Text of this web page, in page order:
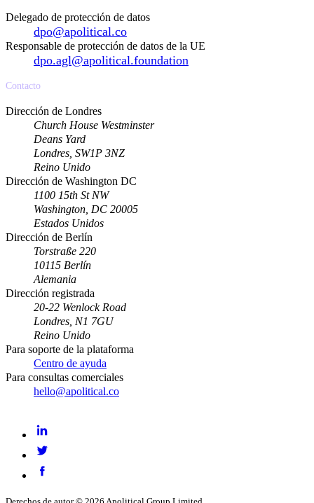
Delegado de protección de datos
dpo@apolitical.co
Responsable de protección de datos de la UE
dpo.agl@apolitical.foundation
Contacto
Dirección de Londres
Church House Westminster
Deans Yard
Londres, SW1P 3NZ
Reino Unido
Dirección de Washington DC
1100 15th St NW
Washington, DC 20005
Estados Unidos
Dirección de Berlín
Torstraße 220
10115 Berlín
Alemania
Dirección registrada
20-22 Wenlock Road
Londres, N1 7GU
Reino Unido
Para soporte de la plataforma
Centro de ayuda
Para consultas comerciales
hello@apolitical.co